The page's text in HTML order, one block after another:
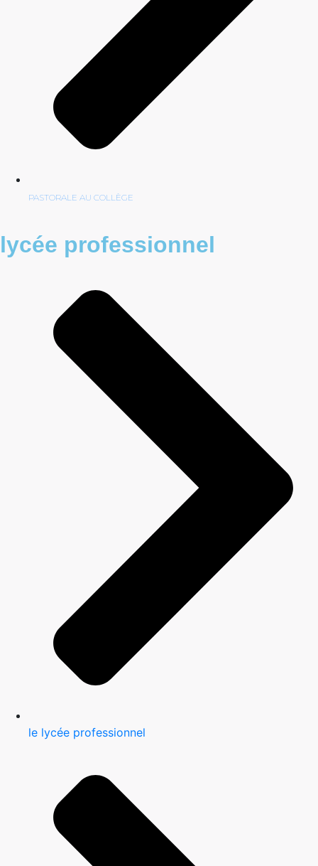
PASTORALE AU COLLÈGE
lycée professionnel
le lycée professionnel